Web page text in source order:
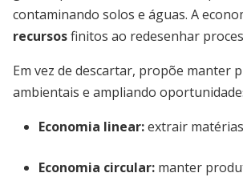
contaminando solos e águas. A
recursosfinitos ao redesenhar
Em vez de descartar, propõe manter
ambientais e ampliando
Economia linear:extrair
Economia circular: manter